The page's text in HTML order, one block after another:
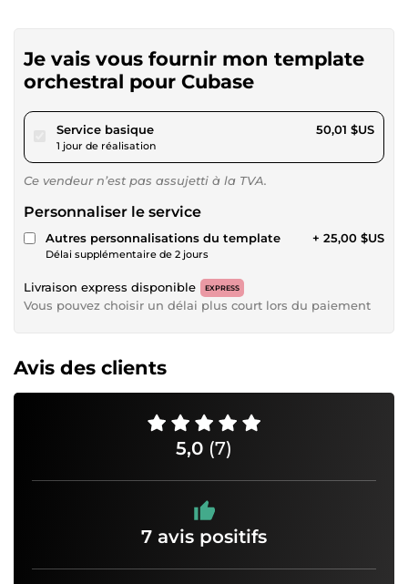
Je vais vous fournir mon template
orchestral pour Cubase
Service basiquepour 46,09 $US
1 jour de réalisation
50,01 $US
Ce vendeur n’est pas assujetti à la TVA.
Personnaliser le service
Autres personnalisations du template
Délai supplémentaire de 2 jours
+ 25,00 $US
Livraison express disponible EXPRESS
Vous pouvez choisir un délai plus court lors du paiement
Avis des clients
5,0 (7)
7 avis positifs